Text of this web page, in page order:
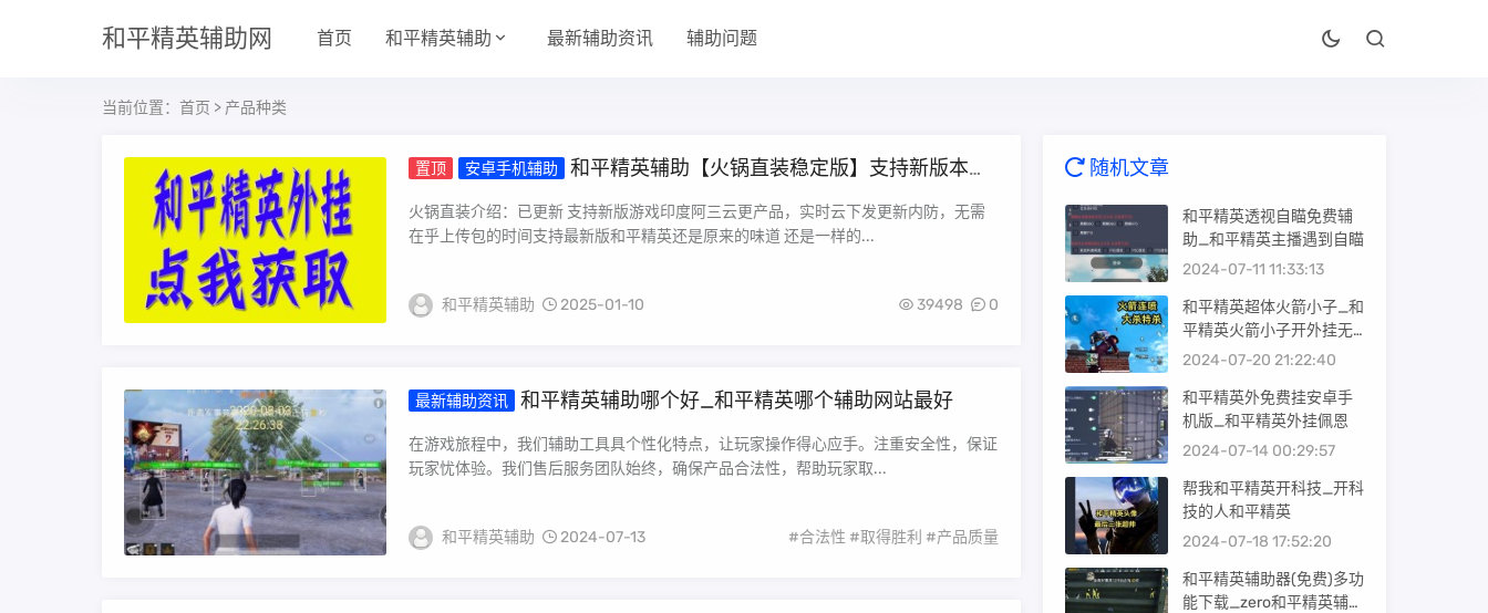
和平精英辅助网 首页 和平精英辅助 最新辅助资讯 辅助问题
当前位置： 首页 > 产品种类
置顶 安卓手机辅助
和平精英辅助【火锅直装稳定版】支持新版本游
火锅直装介绍：已更新 支持新版游戏印度阿三云更产品，实时云下发更新内防，无需
在乎上传包的时间支持最新版和平精英还是原来的味道 还是一样的...
和平精英辅助 2025-01-10 39498 0
最新辅助资讯 和平精英辅助哪个好_和平精英哪个辅助网站最好
在游戏旅程中，我们辅助工具具个性化特点，让玩家操作得心应手。注重安全性，保证
玩家忧体验。我们售后服务团队始终，确保产品合法性，帮助玩家取...
和平精英辅助 2024-07-13 #合法性 #取得胜利 #产品质量
随机文章
和平精英透视自瞄免费辅
助_和平精英主播遇到自瞄
2024-07-11 11:33:13
和平精英超体火箭小子_和
平精英火箭小子开外挂无
限使用
2024-07-20 21:22:40
和平精英外免费挂安卓手
机版_和平精英外挂佩恩
2024-07-14 00:29:57
帮我和平精英开科技_开科
技的人和平精英
2024-07-18 17:52:20
和平精英辅助器(免费)多功
能下载_zero和平精英辅助